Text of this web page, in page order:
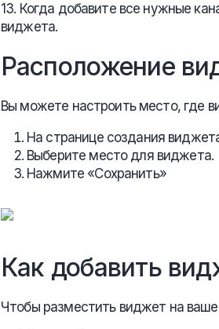
13. Когда добавите все нужные
виджета.
Расположение
Вы можете настроить место, где
На странице создания
Выберите место для виджета.
Нажмите «Сохранить»
Как добавить
Чтобы разместить виджет на